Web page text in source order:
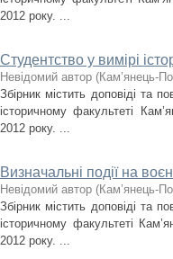
2012 року. ...
Студентство у вимірі
Невідомий автор (Кам’янець-
Збірник містить доповіді та
історичному факультеті
2012 року. ...
Визначальні події на
Невідомий автор (Кам’янець-
Збірник містить доповіді та
історичному факультеті
2012 року. ...